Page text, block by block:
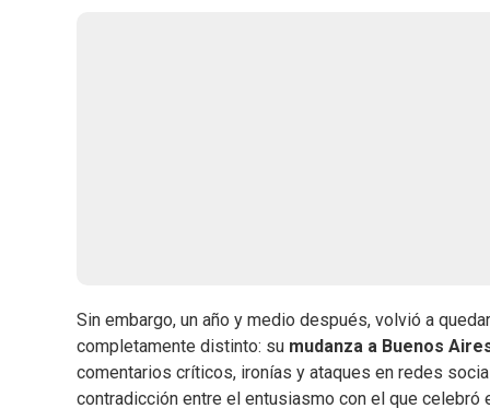
Sin embargo, un año y medio después, volvió a
completamente distinto: su mudanza a Buenos
comentarios críticos, ironías y ataques en redes
contradicción entre el entusiasmo con el que